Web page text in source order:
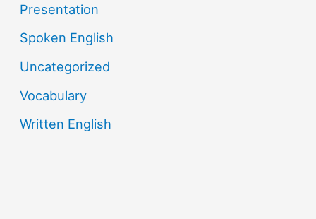
Presentation
Spoken English
Uncategorized
Vocabulary
Written English